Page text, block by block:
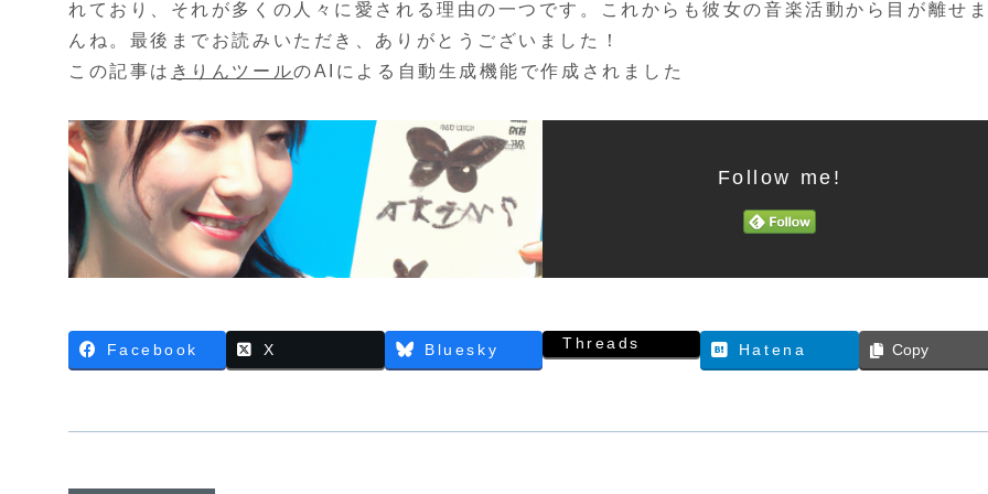
れており、それが多くの人々に愛される理由の一つです。これからも彼女の音楽活動から目が離せ
んね。最後までお読みいただき、ありがとうございました！
この記事は きりんツールのAIによる自動生成機能で作成されました
Follow me!
Facebook X Bluesky Threads Hatena Copy